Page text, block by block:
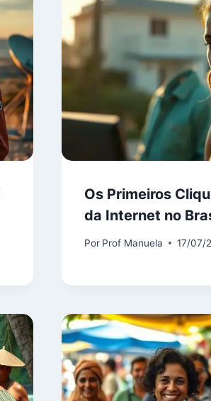
Os Primeiros
da Internet no
Por Prof Manuela 17/07/